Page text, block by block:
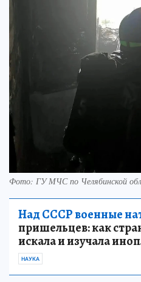
Фото: ГУ МЧС по Челябинской
Над СССР военные
пришельцев: как
искала и изучала
НАУКА